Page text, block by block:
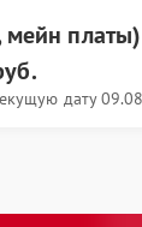
мейн платы)
дату